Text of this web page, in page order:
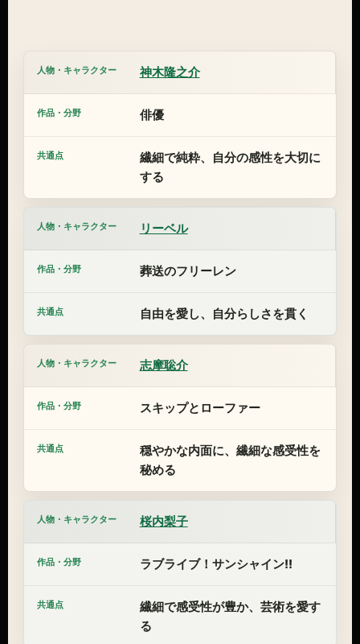
神木隆之介
俳優
繊細で純粋、自分の感性を大切に
する
リーベル
葬送のフリーレン
自由を愛し、自分らしさを貫く
志摩聡介
スキップとローファー
穏やかな内面に、繊細な感受性を
秘める
桜内梨子
ラブライブ！サンシャイン!!
繊細で感受性が豊か、芸術を愛す
る